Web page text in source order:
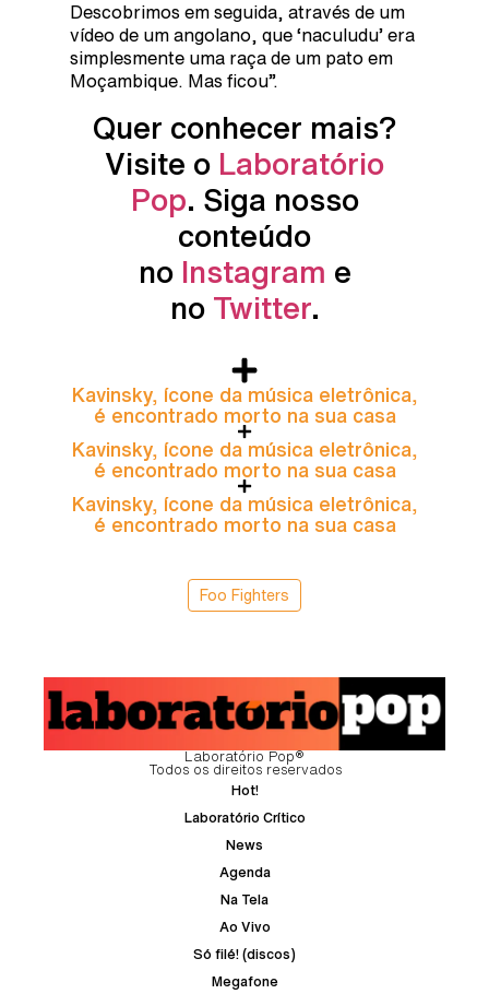
Descobrimos em seguida, através de um
vídeo de um angolano, que ‘naculudu’ era
simplesmente uma raça de um pato em
Moçambique. Mas ficou”.
Quer conhecer mais?
Visite o Laboratório
Pop. Siga nosso
conteúdo
no Instagram e
no Twitter.
Kavinsky, ícone da música eletrônica,
é encontrado morto na sua casa
Kavinsky, ícone da música eletrônica,
é encontrado morto na sua casa
Kavinsky, ícone da música eletrônica,
é encontrado morto na sua casa
Foo Fighters
Laboratório Pop®
Todos os direitos reservados
Hot!
Laboratório Crítico
News
Agenda
Na Tela
Ao Vivo
Só filé! (discos)
Megafone